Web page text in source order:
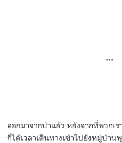
…
ออกมาจากป่าแล้ว หลังจากที่พวกเ
ก็ได้เวลาเดินทางเข้าไปยังหมู่บ้าน